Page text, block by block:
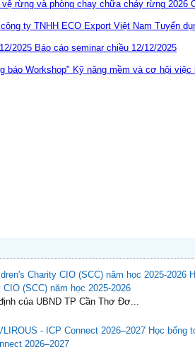
Tuyển
Báo cáo seminar chiều 12/12/2025
báo Workshop" Kỹ năng mềm và cơ hội việc
(SCC) năm học 2025-2026
của UBND TP Cần Thơ Đơ...
Học bổng
2026–2027